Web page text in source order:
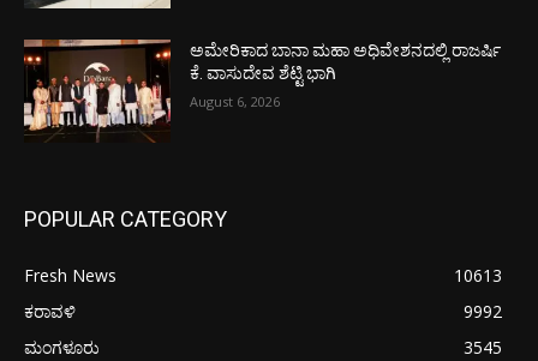
ಅಮೇರಿಕಾದ ಬಾನಾ ಮಹಾ ಅಧಿವೇಶನದಲ್ಲಿ ರಾಜರ್ಷಿ
ಕೆ. ವಾಸುದೇವ ಶೆಟ್ಟಿ ಭಾಗಿ
August 6, 2026
POPULAR CATEGORY
Fresh News
10613
ಕರಾವಳಿ
9992
ಮಂಗಳೂರು
3545